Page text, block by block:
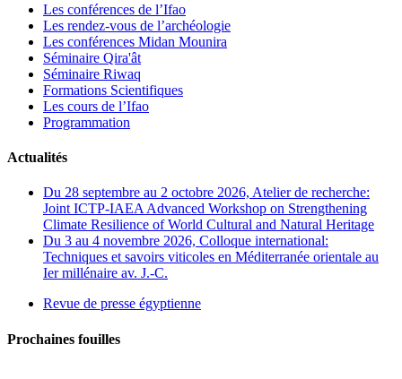
Les conférences de l’Ifao
Les rendez-vous de l’archéologie
Les conférences Midan Mounira
Séminaire Qira'ât
Séminaire Riwaq
Formations Scientifiques
Les cours de l’Ifao
Programmation
Actualités
Du 28 septembre au 2 octobre 2026, Atelier de recherche:
Joint ICTP-IAEA Advanced Workshop on Strengthening
Climate Resilience of World Cultural and Natural Heritage
Du 3 au 4 novembre 2026, Colloque international:
Techniques et savoirs viticoles en Méditerranée orientale au
Ier millénaire av. J.-C.
Revue de presse égyptienne
Prochaines fouilles